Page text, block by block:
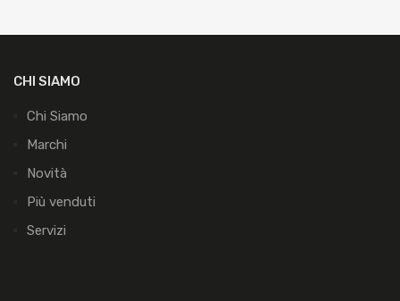
CHI SIAMO
Chi Siamo
Marchi
Novità
Più venduti
Servizi